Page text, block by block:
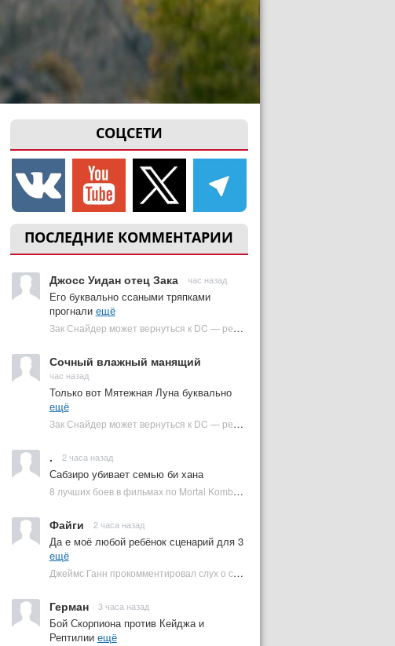
СОЦСЕТИ
ПОСЛЕДНИЕ КОММЕНТАРИИ
Джосс Уидан отец Зака час назад
Его буквально ссаными тряпками
прогнали ещё
Зак Снайдер может вернуться к DC — режиссер общался с Warner Bros. (фото) | Plugged In Ru
Сочный влажный манящий
час назад
Только вот Мятежная Луна буквально
ещё
Зак Снайдер может вернуться к DC — режиссер общался с Warner Bros. (фото) | Plugged In Ru
. 2 часа назад
Сабзиро убивает семью би хана
8 лучших боев в фильмах по Mortal Kombat: от «Смертельной битвы» до «Мортал Комбат 2» | Plugged In Ru
Файги 2 часа назад
Да е моё любой ребёнок сценарий для 3
ещё
Джеймс Ганн прокомментировал слух о съемках «Бэтмена 3» | Plugged In Ru
Герман 3 часа назад
Бой Скорпиона против Кейджа и
Рептилии ещё